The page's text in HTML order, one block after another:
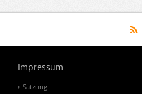
Impressum
Satzung